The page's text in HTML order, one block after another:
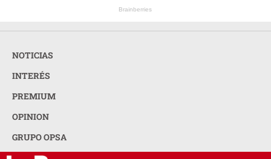
Brainberries
NOTICIAS
INTERÉS
PREMIUM
OPINION
GRUPO OPSA